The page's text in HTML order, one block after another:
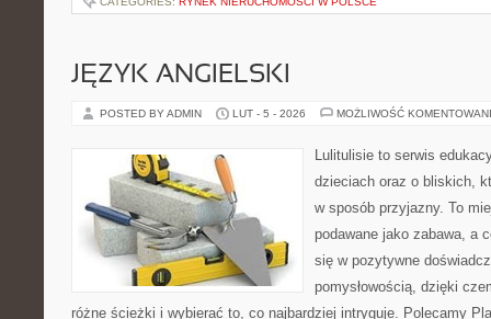
JĘZYK ANGIELSKI
POSTED BY ADMIN LUT - 5 - 2026 MOŻLIWOŚĆ
Lulitulisie to serwis
dzieciach oraz o bliskich,
w sposób przyjazny. To
podawane jako zabawa, a
się w pozytywne
pomysłowością, dzięki
różne ścieżki i wybierać to, co najbardziej intryguje. Polecamy